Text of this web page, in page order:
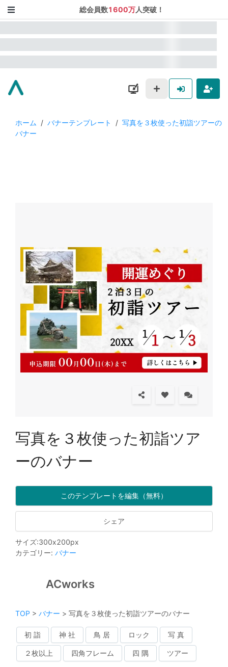
総会員数1600万人突破！
ホーム / バナーテンプレート / 写真を３枚使った初詣ツアーの
バナー
写真を３枚使った初詣ツア
ーのバナー
このテンプレートを編集（無料）
シェア
サイズ:300x200px
カテゴリー: バナー
ACworks
TOP > バナー > 写真を３枚使った初詣ツアーのバナー
初 詣 神 社 鳥 居 ロック 写 真
２枚以上 四角フレーム 四 隅 ツアー